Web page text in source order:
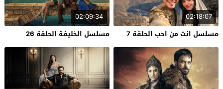
02:18:07
مسلسل انت من احب الحلقة 7
02:09:34
مسلسل الخليفة الحلقة 26